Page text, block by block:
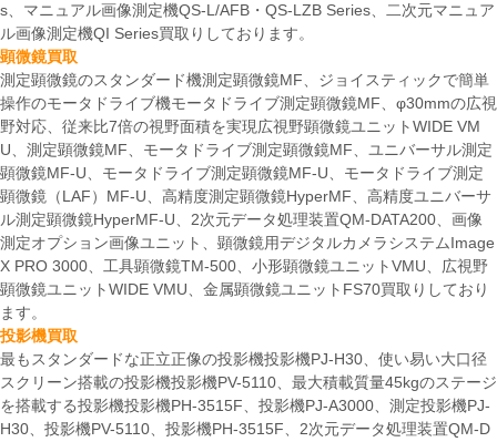
s、マニュアル画像測定機QS-L/AFB・QS-LZB Series、二次元マニュア
ル画像測定機QI Series買取りしております。
顕微鏡買取
測定顕微鏡のスタンダード機測定顕微鏡MF、ジョイスティックで簡単
操作のモータドライブ機モータドライブ測定顕微鏡MF、φ30mmの広視
野対応、従来比7倍の視野面積を実現広視野顕微鏡ユニットWIDE VM
U、測定顕微鏡MF、モータドライブ測定顕微鏡MF、ユニバーサル測定
顕微鏡MF-U、モータドライブ測定顕微鏡MF-U、モータドライブ測定
顕微鏡（LAF）MF-U、高精度測定顕微鏡HyperMF、高精度ユニバーサ
ル測定顕微鏡HyperMF-U、2次元データ処理装置QM-DATA200、画像
測定オプション画像ユニット、顕微鏡用デジタルカメラシステムImage
X PRO 3000、工具顕微鏡TM-500、小形顕微鏡ユニットVMU、広視野
顕微鏡ユニットWIDE VMU、金属顕微鏡ユニットFS70買取りしており
ます。
投影機買取
最もスタンダードな正立正像の投影機投影機PJ-H30、使い易い大口径
スクリーン搭載の投影機投影機PV-5110、最大積載質量45kgのステージ
を搭載する投影機投影機PH-3515F、投影機PJ-A3000、測定投影機PJ-
H30、投影機PV-5110、投影機PH-3515F、2次元データ処理装置QM-D